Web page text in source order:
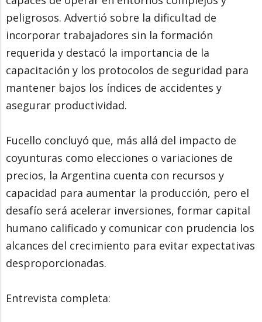
peligrosos. Advertió sobre la dificultad de
incorporar trabajadores sin la formación
requerida y destacó la importancia de la
capacitación y los protocolos de seguridad para
mantener bajos los índices de accidentes y
asegurar productividad.
Fucello concluyó que, más allá del impacto de
coyunturas como elecciones o variaciones de
precios, la Argentina cuenta con recursos y
capacidad para aumentar la producción, pero el
desafío será acelerar inversiones, formar capital
humano calificado y comunicar con prudencia los
alcances del crecimiento para evitar expectativas
desproporcionadas.
Entrevista completa: